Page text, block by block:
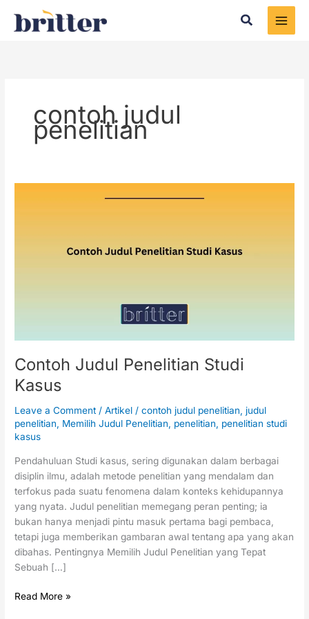
Search
contoh judul
penelitian
Contoh Judul Penelitian Studi
Kasus
Leave a Comment /Artikel /contoh judul penelitian, judul
penelitian, Memilih Judul Penelitian, penelitian, penelitian studi
kasus
Pendahuluan Studi kasus, sering digunakan dalam berbagai
disiplin ilmu, adalah metode penelitian yang mendalam dan
terfokus pada suatu fenomena dalam konteks kehidupannya
yang nyata. Judul penelitian memegang peran penting; ia
bukan hanya menjadi pintu masuk pertama bagi pembaca,
tetapi juga memberikan gambaran awal tentang apa yang akan
dibahas. Pentingnya Memilih Judul Penelitian yang Tepat
Sebuah […]
Read More »